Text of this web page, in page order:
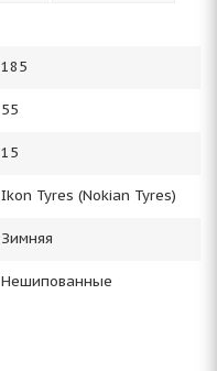
185
55
15
Ikon Tyres (Nokian Tyres)
Зимняя
Нешипованные